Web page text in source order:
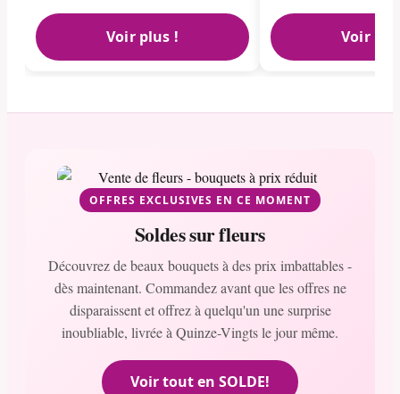
Voir plus ! Voir
OFFRES EXCLUSIVES EN CE MOMENT
Soldes sur fleurs
Découvrez de beaux bouquets à des prix imbattables -
dès maintenant. Commandez avant que les offres ne
disparaissent et offrez à quelqu'un une surprise
inoubliable, livrée à Quinze-Vingts le jour même.
Voir tout en SOLDE!